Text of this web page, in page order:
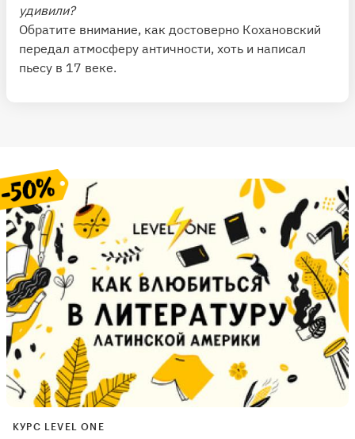
удивили?
Обратите внимание, как достоверно Кохановский
передал атмосферу античности, хоть и написал
пьесу в 17 веке.
КУРС LEVEL ONE